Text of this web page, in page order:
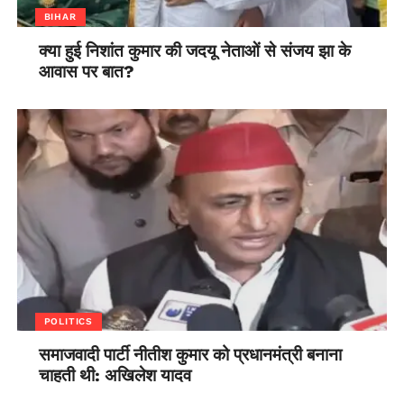
BIHAR
क्या हुई निशांत कुमार की जदयू नेताओं से संजय झा के
आवास पर बात?
POLITICS
समाजवादी पार्टी नीतीश कुमार को प्रधानमंत्री बनाना
चाहती थी: अखिलेश यादव